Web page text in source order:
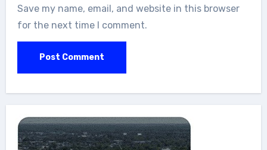
Save my name, email, and website in this browser
for the next time I comment.